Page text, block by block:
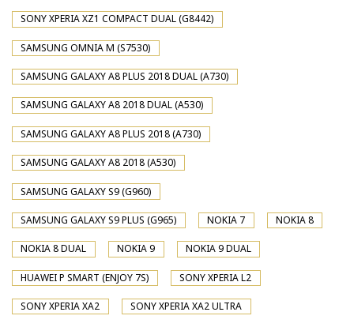
SONY XPERIA XZ1 COMPACT DUAL (G8442)
SAMSUNG OMNIA M (S7530)
SAMSUNG GALAXY A8 PLUS 2018 DUAL (A730)
SAMSUNG GALAXY A8 2018 DUAL (A530)
SAMSUNG GALAXY A8 PLUS 2018 (A730)
SAMSUNG GALAXY A8 2018 (A530)
SAMSUNG GALAXY S9 (G960)
SAMSUNG GALAXY S9 PLUS (G965) NOKIA 7 NOKIA 8
NOKIA 8 DUAL NOKIA 9 NOKIA 9 DUAL
HUAWEI P SMART (ENJOY 7S) SONY XPERIA L2
SONY XPERIA XA2 SONY XPERIA XA2 ULTRA